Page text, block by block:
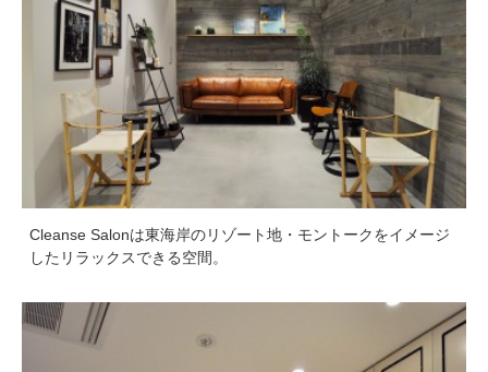
Cleanse Salonは東海岸のリゾート地・モントークをイメージ
したリラックスできる空間。